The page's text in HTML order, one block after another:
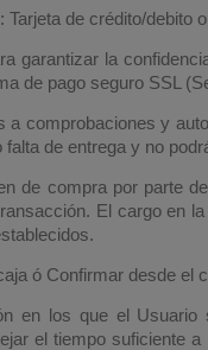
de crédito/debito
garantizar la
de pago seguro SSL
a comprobaciones y
de entrega y no
de compra por parte
El cargo en
ó Confirmar desde
en los que el
el tiempo suficiente